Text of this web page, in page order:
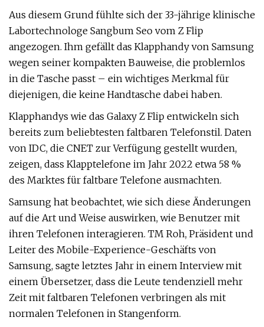
Aus diesem Grund fühlte sich der 33-jährige klinische
Labortechnologe Sangbum Seo vom Z Flip
angezogen. Ihm gefällt das Klapphandy von Samsung
wegen seiner kompakten Bauweise, die problemlos
in die Tasche passt – ein wichtiges Merkmal für
diejenigen, die keine Handtasche dabei haben.
Klapphandys wie das Galaxy Z Flip entwickeln sich
bereits zum beliebtesten faltbaren Telefonstil. Daten
von IDC, die CNET zur Verfügung gestellt wurden,
zeigen, dass Klapptelefone im Jahr 2022 etwa 58 %
des Marktes für faltbare Telefone ausmachten.
Samsung hat beobachtet, wie sich diese Änderungen
auf die Art und Weise auswirken, wie Benutzer mit
ihren Telefonen interagieren. TM Roh, Präsident und
Leiter des Mobile-Experience-Geschäfts von
Samsung, sagte letztes Jahr in einem Interview mit
einem Übersetzer, dass die Leute tendenziell mehr
Zeit mit faltbaren Telefonen verbringen als mit
normalen Telefonen in Stangenform.